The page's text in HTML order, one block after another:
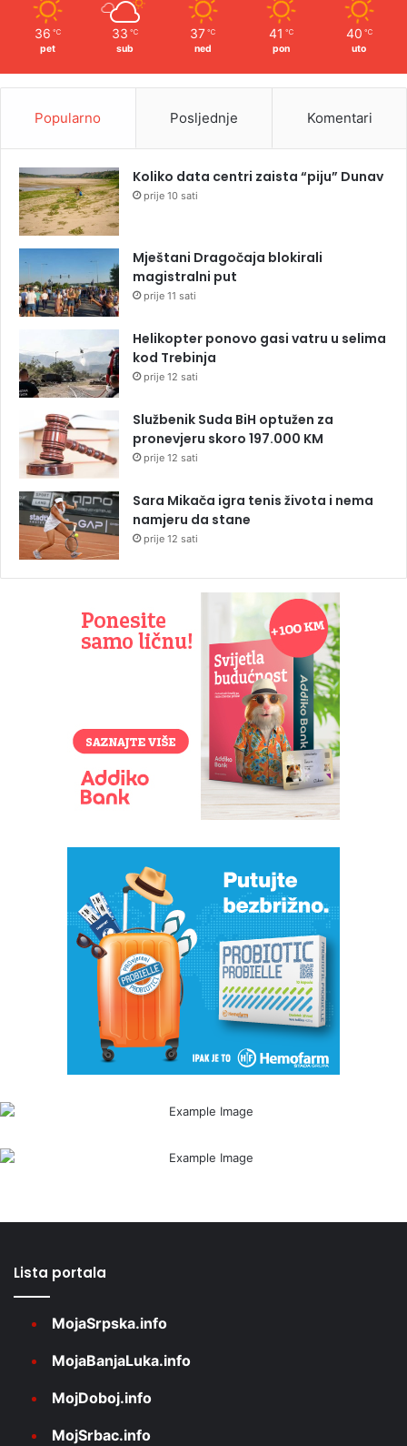
36 ℃
pet
33 ℃
sub
37 ℃
ned
41 ℃
pon
40 ℃
uto
Popularno Posljednje Komentari
Koliko data centri zaista “piju” Dunav
prije 10 sati
Mještani Dragočaja blokirali
magistralni put
prije 11 sati
Helikopter ponovo gasi vatru u selima
kod Trebinja
prije 12 sati
Službenik Suda BiH optužen za
pronevjeru skoro 197.000 KM
prije 12 sati
Sara Mikača igra tenis života i nema
namjeru da stane
prije 12 sati
Lista portala
MojaSrpska.info
MojaBanjaLuka.info
MojDoboj.info
MojSrbac.info